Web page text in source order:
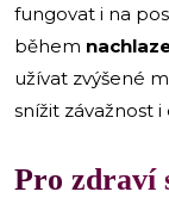
fungovat i na
během
užívat zvýšené
snížit závažnost
Pro zdraví